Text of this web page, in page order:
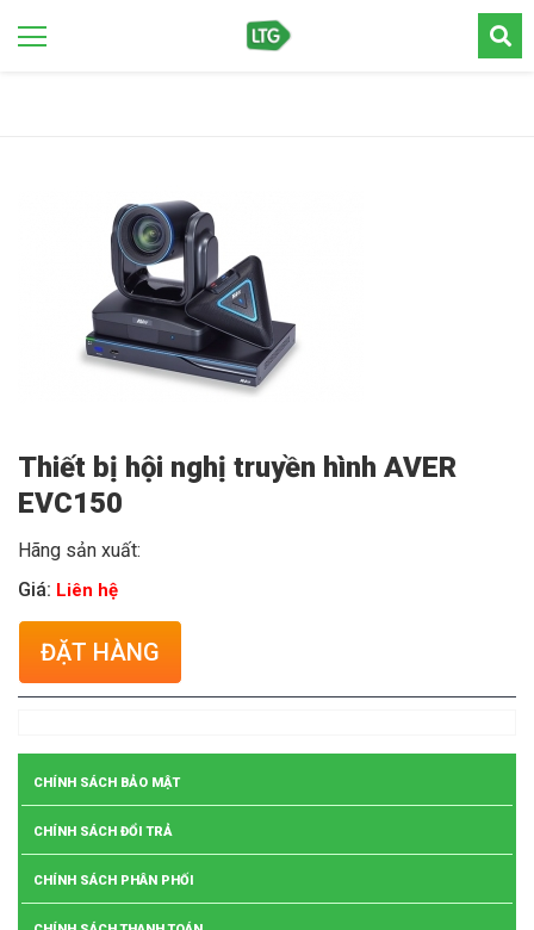
Thiết bị hội nghị truyền hình AVER
EVC150
Hãng sản xuất:
Giá: Liên hệ
ĐẶT HÀNG
CHÍNH SÁCH BẢO MẬT
CHÍNH SÁCH ĐỔI TRẢ
CHÍNH SÁCH PHÂN PHỐI